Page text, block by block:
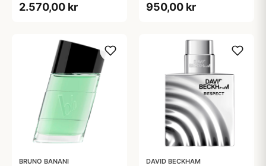
2.570,00 kr 950,00 kr
BRUNO BANANI DAVID BECKHAM